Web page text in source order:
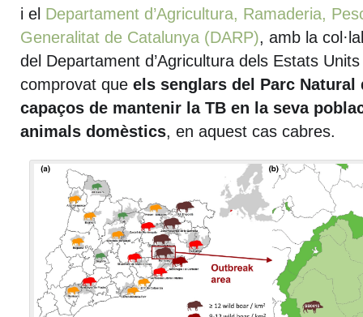
i el Departament d’Agricultura, Ramaderia,
Generalitat de Catalunya (DARP), amb la
del Departament d’Agricultura dels Estats
comprovat que els senglars del Parc Natural
capaços de mantenir la TB en la seva
animals domèstics, en aquest cas cabres.